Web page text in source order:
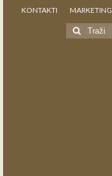
KONTAKTI MARKETING
Search
for: